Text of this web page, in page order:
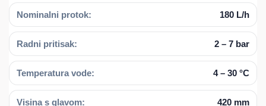
Nominalni protok: 180 L/h
Radni pritisak: 2 – 7 bar
Temperatura vode: 4 – 30 °C
Visina s glavom: 420 mm